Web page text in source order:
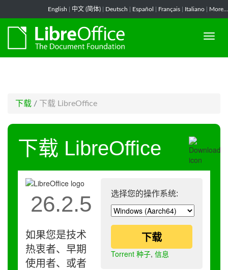
English 中文 (简体) Deutsch Español Français Italiano More...
下载 / 下载 LibreOffice
下载 LibreOffice
选择您的操作系统:
下载
Torrent 种子, 信息
26.2.5
如果您是技术
热衷者、早期
使用者、或者